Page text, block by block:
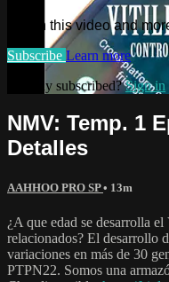
Watch this video and
Subscribe Learn more
Already subscribed?Sign in
NMV: Temp. 1
Detalles
AAHHOO PRO SP• 13m
¿A que edad se desarrolla
relacionados? El desarrollo
variaciones en más de 30
PTPN22. Somos una